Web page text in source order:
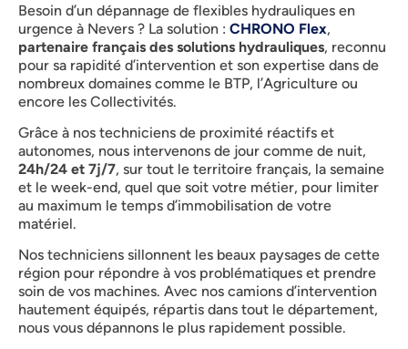
Besoin d’un dépannage de flexibles hydrauliques en
urgence à Nevers ? La solution : CHRONO Flex,
partenaire français des solutions hydrauliques, reconnu
pour sa rapidité d’intervention et son expertise dans de
nombreux domaines comme le BTP, l’Agriculture ou
encore les Collectivités.
Grâce à nos techniciens de proximité réactifs et
autonomes, nous intervenons de jour comme de nuit,
24h/24 et 7j/7, sur tout le territoire français, la semaine
et le week-end, quel que soit votre métier, pour limiter
au maximum le temps d’immobilisation de votre
matériel.
Nos techniciens sillonnent les beaux paysages de cette
région pour répondre à vos problématiques et prendre
soin de vos machines. Avec nos camions d’intervention
hautement équipés, répartis dans tout le département,
nous vous dépannons le plus rapidement possible.